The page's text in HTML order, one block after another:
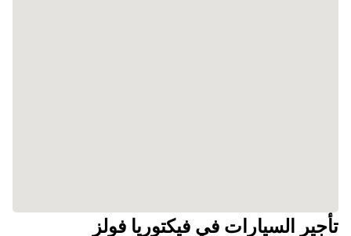
تأجير السيارات في فيكتوريا فولز